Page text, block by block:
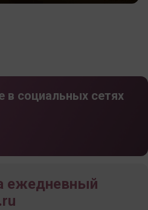
в социальных сетях
ежедневный